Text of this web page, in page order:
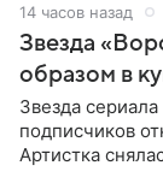
14 часов назад
Звезда
образом в
Звезда
подписчиков
Артистка